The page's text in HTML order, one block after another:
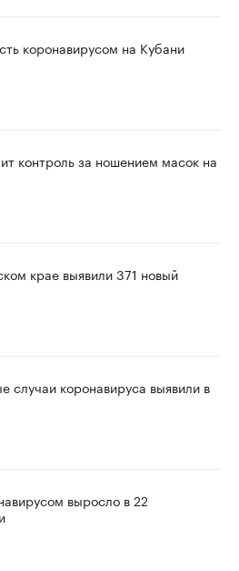
коронавирусом на Кубани
контроль за ношением масок на
крае выявили 371 новый
случаи коронавируса выявили в
выросло в 22